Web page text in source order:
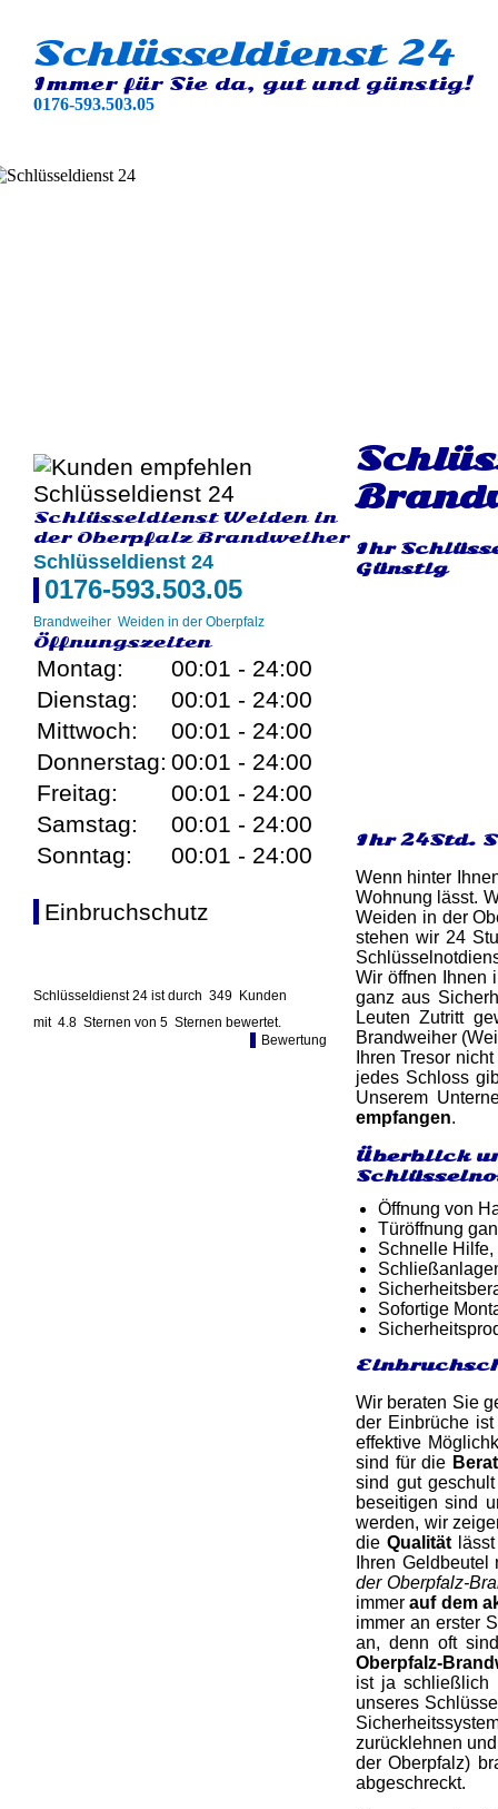
Schlüsseldienst 24
Immer für Sie da, gut und günstig!
0176-593.503.05
Schlüsseldienst Weiden in
der Oberpfalz Brandweiher
Schlüsseldienst 24
0176-593.503.05
Brandweiher Weiden in der Oberpfalz
Öffnungszeiten
Montag:
00:01 - 24:00
Dienstag:
00:01 - 24:00
Mittwoch:
00:01 - 24:00
Donnerstag: 00:01 - 24:00
Freitag:
00:01 - 24:00
Samstag:
00:01 - 24:00
Sonntag:
00:01 - 24:00
Einbruchschutz
Schlüsseldienst 24 ist durch 349 Kunden
mit 4.8 Sternen von 5 Sternen bewertet.
Bewertung
Ihr
Günstig
Ihr 24Std.
Wenn hinter
Wohnung lässt.
Weiden in der
stehen wir 24
Wir öffnen Ihnen
ganz aus
Leuten Zutritt
Brandweiher
Ihren Tresor
jedes Schloss
Unserem
empfangen.
Überblick
Öffnung von
Türöffnung
Schnelle Hilfe,
Sofortige
Wir beraten Sie
der Einbrüche
effektive
sind für die
sind gut
beseitigen sind
werden, wir
dieQualität
Ihren
der Oberpfalz-
immerauf dem
immer an erster
an, denn oft
Oberpfalz-
ist ja schließlich
unseres
zurücklehnen
der Oberpfalz)
abgeschreckt.